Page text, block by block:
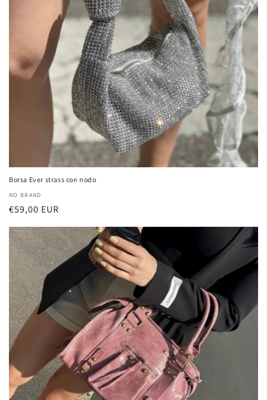
Borsa Ever strass con nodo
Dostawca:
NO BRAND
Cena
€59,00 EUR